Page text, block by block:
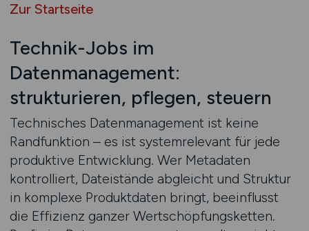
Zur Startseite
Technik-Jobs im
Datenmanagement:
strukturieren, pflegen, steuern
Technisches Datenmanagement ist keine
Randfunktion – es ist systemrelevant für jede
produktive Entwicklung. Wer Metadaten
kontrolliert, Dateistände abgleicht und Struktur
in komplexe Produktdaten bringt, beeinflusst
die Effizienz ganzer Wertschöpfungsketten.